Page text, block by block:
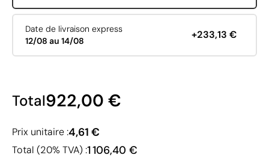
Date de livraison express
12/08 au 14/08
+233,13 €
Total922,00 €
Prix unitaire :4,61 €
Total (20% TVA) :1 106,40 €